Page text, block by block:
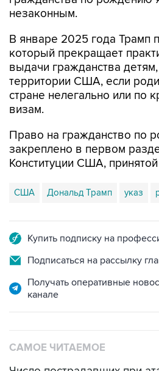
В январе 2025 года Трамп
выдачи гражданства
территории США, если
стране нелегально или по
визам.
Право на гражданство по
Конституции США, принятой
США Дональд Трамп указ
Подписаться на рассылку
Получать оперативные
Число пострадавших при